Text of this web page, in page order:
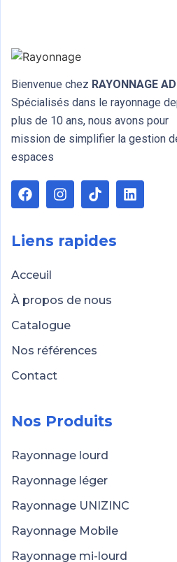
Bienvenue chez RAYONNAGE
Spécialisés dans le rayonnage
plus de 10 ans, nous avons pour
mission de simplifier la gestion
espaces
Liens rapides
Acceuil
À propos de nous
Catalogue
Nos références
Contact
Nos Produits
Rayonnage lourd
Rayonnage léger
Rayonnage UNIZINC
Rayonnage Mobile
Rayonnage mi-lourd